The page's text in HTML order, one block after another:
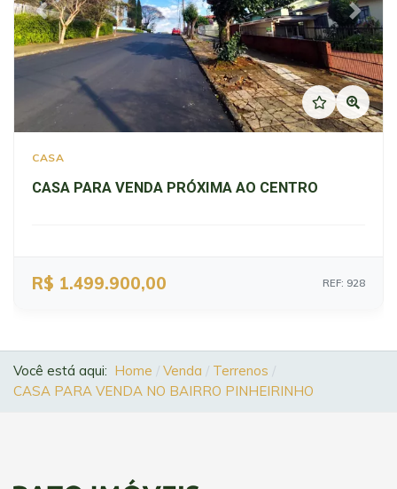
Previous Next
CASA
CASA PARA VENDA PRÓXIMA AO CENTRO
R$ 1.499.900,00 REF: 928
Você está aqui: Home Venda
Terrenos
CASA PARA VENDA NO BAIRRO PINHEIRINHO